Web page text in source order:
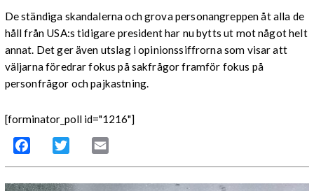
De ständiga skandalerna och grova personangreppen åt alla de
håll från USA:s tidigare president har nu bytts ut mot något helt
annat. Det ger även utslag i opinionssiffrorna som visar att
väljarna föredrar fokus på sakfrågor framför fokus på
personfrågor och pajkastning.
[forminator_poll id="1216"]
Facebook Twitter